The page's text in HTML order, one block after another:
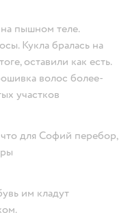
пышном теле.
Кукла бралась на
оставили как есть.
волос более-
участков
для Софий перебор,
им кладут